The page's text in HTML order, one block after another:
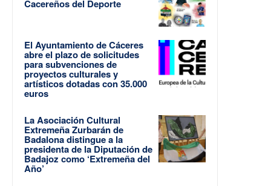
Cacereños del Deporte
El Ayuntamiento de Cáceres
abre el plazo de solicitudes
para subvenciones de
proyectos culturales y
artísticos dotadas con 35.000
euros
La Asociación Cultural
Extremeña Zurbarán de
Badalona distingue a la
presidenta de la Diputación de
Badajoz como ‘Extremeña del
Año’